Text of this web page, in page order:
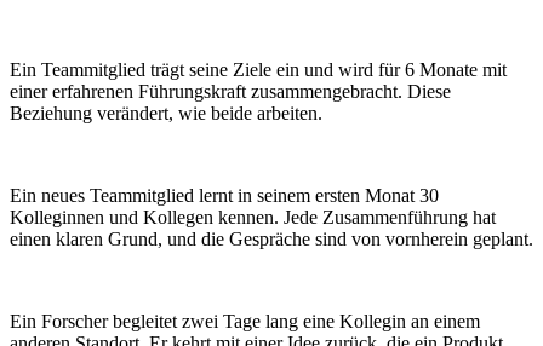
Ein Teammitglied trägt seine Ziele ein und wird für 6 Monate mit
einer erfahrenen Führungskraft zusammengebracht. Diese
Beziehung verändert, wie beide arbeiten.
Ein neues Teammitglied lernt in seinem ersten Monat 30
Kolleginnen und Kollegen kennen. Jede Zusammenführung hat
einen klaren Grund, und die Gespräche sind von vornherein geplant.
Ein Forscher begleitet zwei Tage lang eine Kollegin an einem